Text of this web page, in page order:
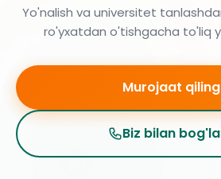
Yo'nalish va universitet
ro'yxatdan o'tishgacha to'liq
Murojaat qiling
Biz bilan